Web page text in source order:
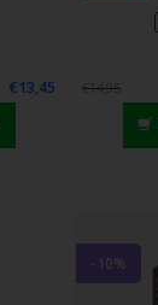
€13,45
€14,95
-10%